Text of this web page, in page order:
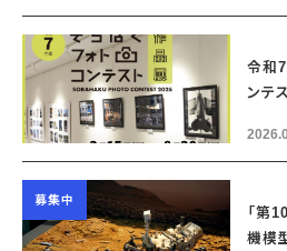
令和7
ンテ
募集中
「第
機模